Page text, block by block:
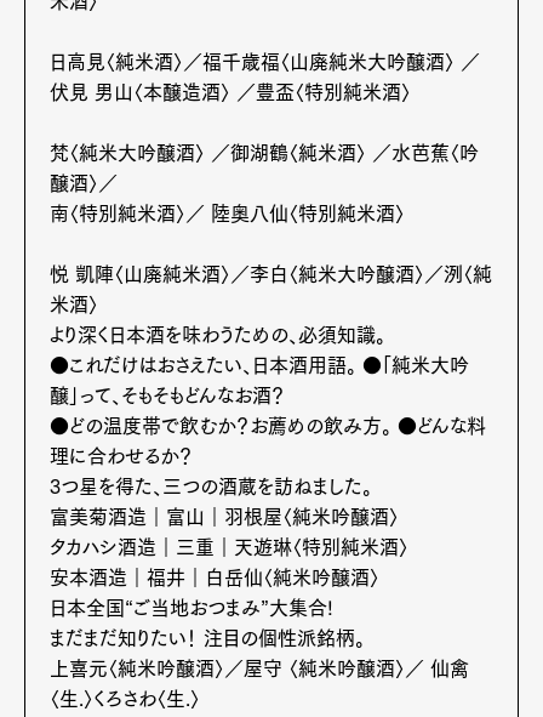
Gourmet
ProductCulture
Pen Membership
Magazine
Official Columnist
About
Contact
Pen Meet
日高見〈純米酒〉／福千歳福〈山廃純米大吟醸酒〉 ／
伏見 男山〈本醸造酒〉 ／豊盃〈特別純米酒〉
梵〈純米大吟醸酒〉 ／御湖鶴〈純米酒〉 ／水芭蕉〈吟
醸酒〉／
南〈特別純米酒〉／ 陸奥八仙〈特別純米酒〉
悦 凱陣〈山廃純米酒〉／李白〈純米大吟醸酒〉／洌〈純
米酒〉
より深く日本酒を味わうための、必須知識。
●これだけはおさえたい、日本酒用語。 ●「純米大吟
醸」って、そもそもどんなお酒？
●どの温度帯で飲むか？お薦めの飲み方。 ●どんな料
理に合わせるか？
3つ星を得た、三つの酒蔵を訪ねました。
富美菊酒造｜富山｜羽根屋〈純米吟醸酒〉
タカハシ酒造｜三重｜天遊琳〈特別純米酒〉
安本酒造｜福井｜白岳仙〈純米吟醸酒〉
日本全国“ご当地おつまみ”大集合!
まだまだ知りたい！ 注目の個性派銘柄。
上喜元〈純米吟醸酒〉／屋守 〈純米吟醸酒〉／ 仙禽
〈生.〉くろさわ〈生.〉